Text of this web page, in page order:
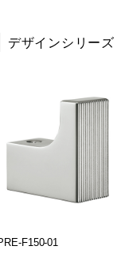
デザインシリーズ
F150-01